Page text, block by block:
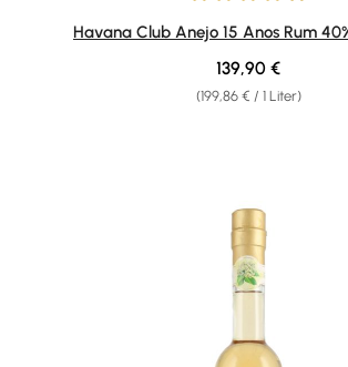
Durchschnittliche Bewertung von 4.91
Havana Club Anejo 15 Anos Rum
(199,86 € / 1 Liter)
Regulärer Preis:
139,90 €